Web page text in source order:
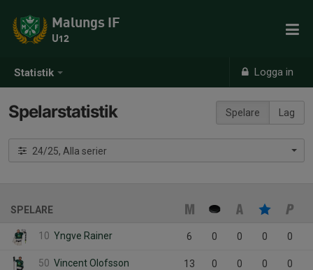
Statistik Logga in
Malungs IF
U12
Spelare Lag
Spelarstatistik
24/25, Alla serier
SPELARE
10 Yngve Rainer 6 0 0 0 0
50 Vincent Olofsson 13 0 0 0 0